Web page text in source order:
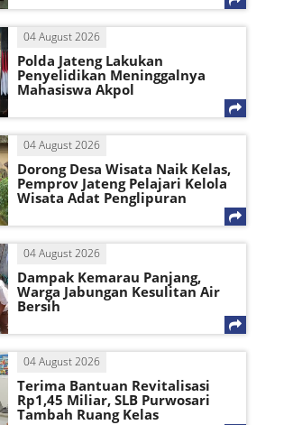
04 August 2026
Polda Jateng Lakukan
Penyelidikan Meninggalnya
Mahasiswa Akpol
04 August 2026
Dorong Desa Wisata Naik Kelas,
Pemprov Jateng Pelajari Kelola
Wisata Adat Penglipuran
04 August 2026
Dampak Kemarau Panjang,
Warga Jabungan Kesulitan Air
Bersih
04 August 2026
Terima Bantuan Revitalisasi
Rp1,45 Miliar, SLB Purwosari
Tambah Ruang Kelas